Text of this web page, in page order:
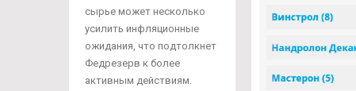
сырье может несколько
усилить инфляционные
ожидания, что подтолкнет
Федрезерв к более
активным действиям.